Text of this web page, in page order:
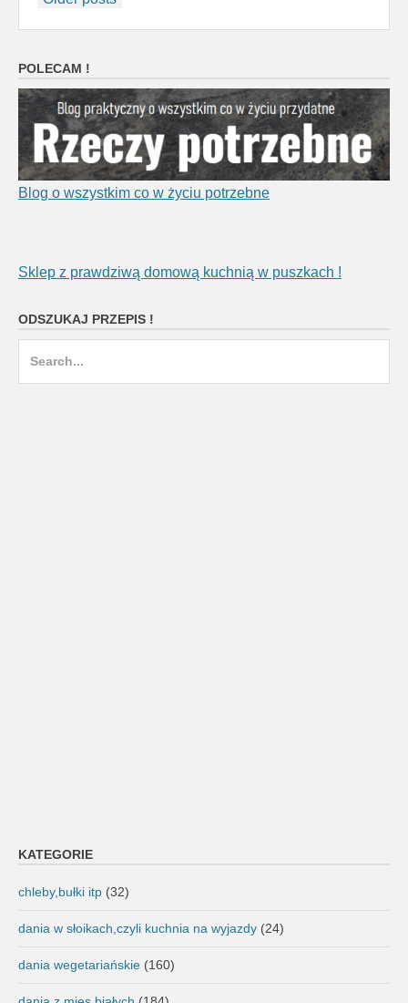
POLECAM !
Blog o wszystkim co w życiu potrzebne
Sklep z prawdziwą domową kuchnią w puszkach !
ODSZUKAJ PRZEPIS !
KATEGORIE
chleby,bułki itp (32)
dania w słoikach,czyli kuchnia na wyjazdy (24)
dania wegetariańskie (160)